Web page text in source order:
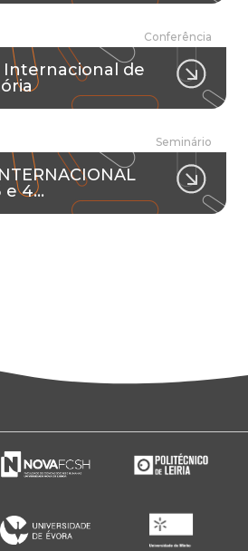
Conferência
Internacional de
Seminário
e 4…